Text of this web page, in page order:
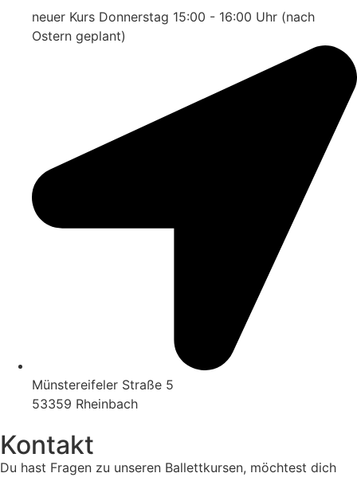
neuer Kurs Donnerstag 15:00 - 16:00 Uhr (nach
Ostern geplant)
Münstereifeler Straße 5
53359 Rheinbach
Kontakt
Du hast Fragen zu unseren Ballettkursen, möchtest dich